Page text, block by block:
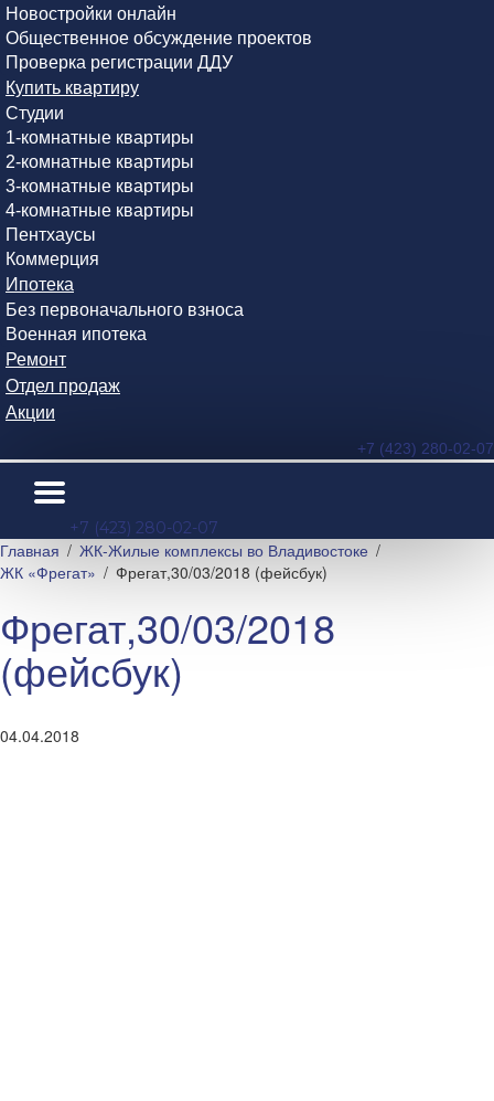
Новостройки онлайн
Общественное обсуждение проектов
Проверка регистрации ДДУ
Купить квартиру
Студии
1-комнатные квартиры
2-комнатные квартиры
3-комнатные квартиры
4-комнатные квартиры
Пентхаусы
Коммерция
Ипотека
Без первоначального взноса
Военная ипотека
Ремонт
Отдел продаж
Акции
+7 (423) 280-02-07
+7 (423) 280-02-07
Главная
ЖК-Жилые комплексы во Владивостоке
ЖК «Фрегат»
Фрегат,30/03/2018 (фейсбук)
Фрегат,30/03/2018
(фейсбук)
04.04.2018